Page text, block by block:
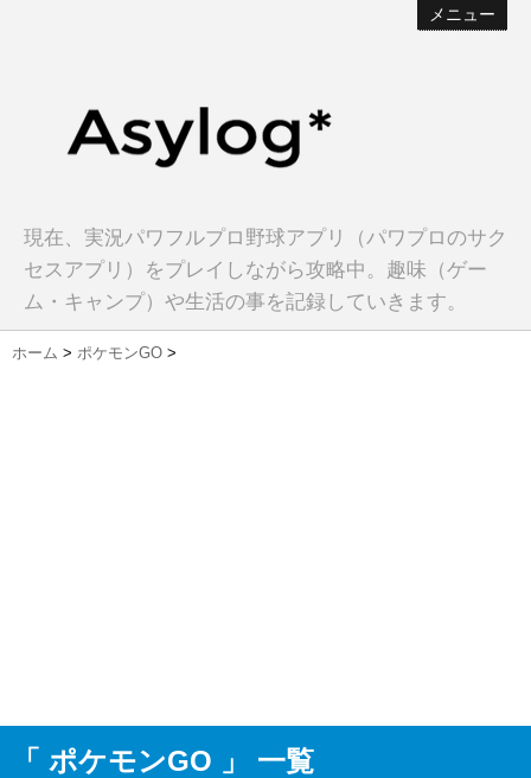
メニュー
現在、実況パワフルプロ野球アプリ（パワプロのサク
セスアプリ）をプレイしながら攻略中。趣味（ゲー
ム・キャンプ）や生活の事を記録していきます。
ホーム > ポケモンGO >
「 ポケモンGO 」 一覧